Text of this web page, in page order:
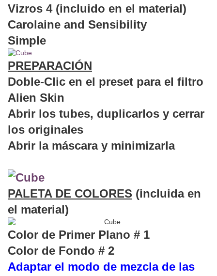
Vizros 4 (incluido en el material)
Carolaine and Sensibility
Simple
PREPARACIÓN
Doble-Clic en el preset para el filtro
Alien Skin
Abrir los tubes, duplicarlos y cerrar
los originales
Abrir la máscara y minimizarla
PALETA DE COLORES (incluida en
el material)
Color de Primer Plano # 1
Color de Fondo # 2
Adaptar el modo de mezcla de las